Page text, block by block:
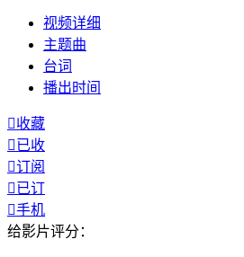
视频详细
主题曲
台词
播出时间
收藏
已收
订阅
已订
手机
给影片评分：